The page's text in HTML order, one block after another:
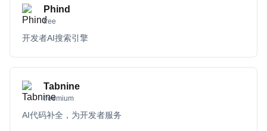
Phind
free
开发者AI搜索引擎
Tabnine
freemium
AI代码补全，为开发者服务